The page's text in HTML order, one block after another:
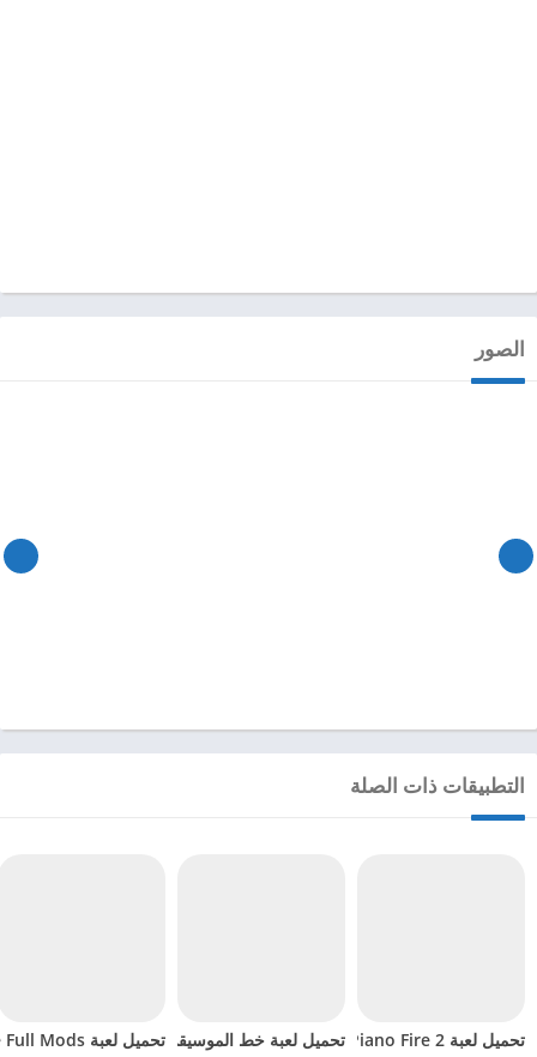
الصور
التطبيقات ذات الصلة
تحميل لعبة Piano Fire 2 مهكرة للاندرويد 2024 تحميل لعبة خط الموسيقى Music Line مهكرة للاندرويد 2024تحميل لعبة Music Night Battle Full Mods مهكرة للاندرويد 2024